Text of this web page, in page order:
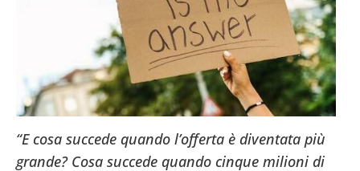
“E cosa succede quando l’offerta è diventata più
grande? Cosa succede quando cinque milioni di